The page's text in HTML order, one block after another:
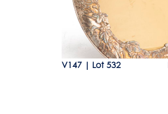
V147 Lot 532